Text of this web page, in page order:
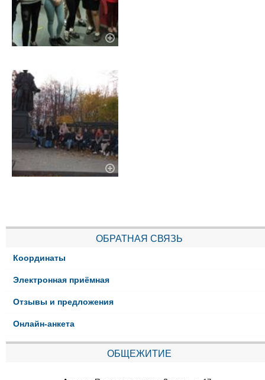
ОБРАТНАЯ СВЯЗЬ
Координаты
Электронная приёмная
Отзывы и предложения
Онлайн-анкета
ОБЩЕЖИТИЕ